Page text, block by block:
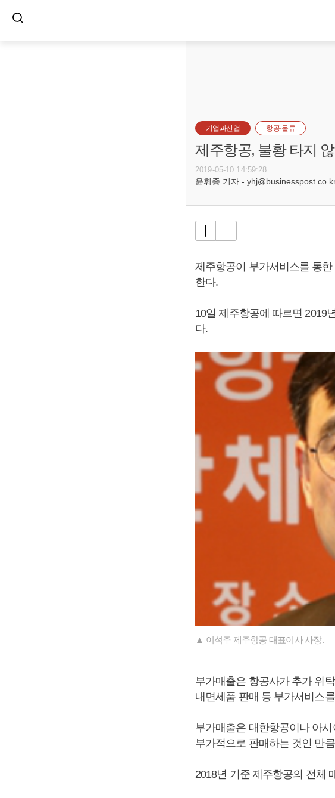
기업과산업 항공·물류
제주항공, 불황 타지
2019-05-10 14:59:28
윤휘종 기자 -
제주항공이 부가서비스를 통
한다.
10일 제주항공에 따르면 2019
다.
▲ 이석주 제주항공 대표이사 사장.
부가매출은 항공사가 추가 위
내면세품 판매 등 부가서비스
부가매출은 대한항공이나 아
부가적으로 판매하는 것인 만
2018년 기준 제주항공의 전체